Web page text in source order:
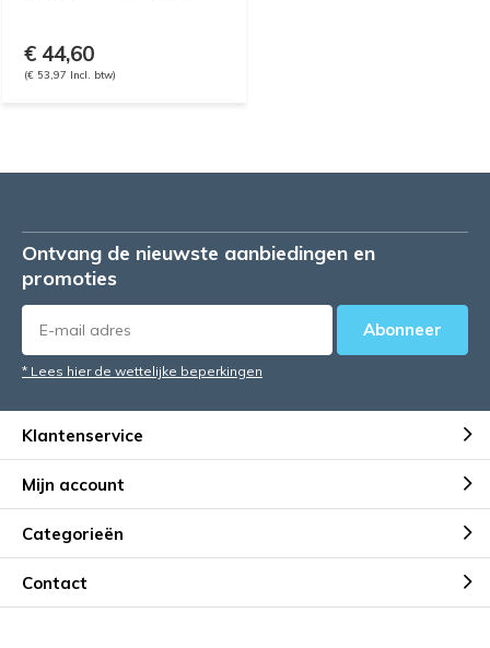
€ 44,60
(€ 53,97 Incl. btw)
Ontvang de nieuwste aanbiedingen en
promoties
Abonneer
* Lees hier de wettelijke beperkingen
Klantenservice
Mijn account
Categorieën
Contact